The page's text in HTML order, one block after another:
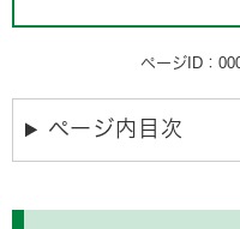
ページID：
ページ内目次